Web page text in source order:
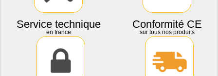
Service technique
en france
Conformité CE
sur tous nos produits